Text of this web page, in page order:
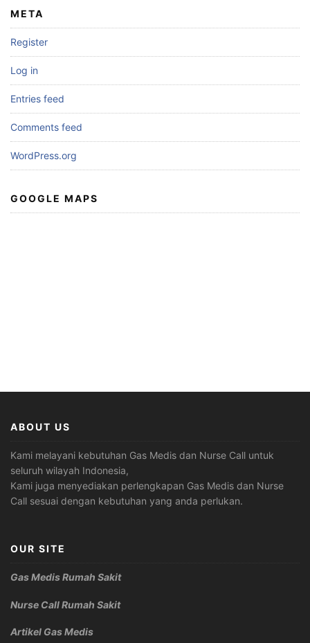
META
Register
Log in
Entries feed
Comments feed
WordPress.org
GOOGLE MAPS
ABOUT US
Kami melayani kebutuhan Gas Medis dan Nurse Call untuk
seluruh wilayah Indonesia,
Kami juga menyediakan perlengkapan Gas Medis dan Nurse
Call sesuai dengan kebutuhan yang anda perlukan.
OUR SITE
Gas Medis Rumah Sakit
Nurse Call Rumah Sakit
Artikel Gas Medis